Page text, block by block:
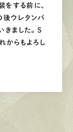
する前に、
後ウレタンパ
ました。 Ｓ
からもよろし